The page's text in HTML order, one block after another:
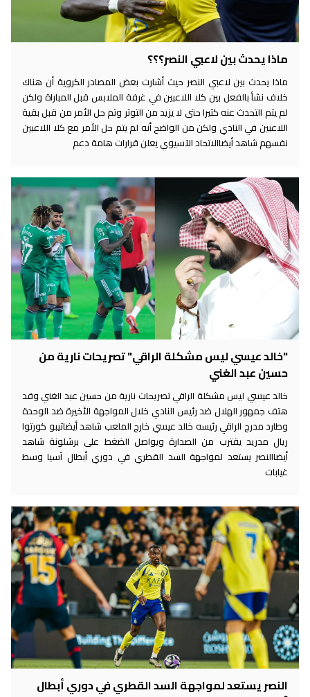
ماذا يحدث بين لاعبي النصر؟؟؟
ماذا يحدث بين لاعبي النصر حيث أشارت بعض المصادر الكروية أن هناك
خلاف نشأ بالفعل بين كلا اللاعبين في غرفة الملابس قبل المباراة ولكن
لم يتم التحدث عنه كثيرا حتى لا يزيد من التوتر وتم حل الأمر من قبل بقية
اللاعبين في النادي ولكن من الواضح أنه لم يتم حل الأمر مع كلا اللاعبين
نفسهم شاهد أيضاالاتحاد الآسيوي يعلن قرارات هامة دعم
"خالد عيسي ليس مشكلة الراقي" تصريحات نارية من
حسين عبد الغني
خالد عيسي ليس مشكلة الراقي تصريحات نارية من حسين عبد الغني وقد
هتف جمهور الهلال ضد رئيس النادي خلال المواجهة الأخيرة ضد الوحدة
وطارد مدرج الراقي رئيسه خالد عيسي خارج الملعب شاهد أيضاتيبو كورتوا
ريال مدريد يقترب من الصدارة ويواصل الضغط على برشلونة شاهد
أيضاالنصر يستعد لمواجهة السد القطري في دوري أبطال آسيا وسط
غيابات
النصر يستعد لمواجهة السد القطري في دوري أبطال